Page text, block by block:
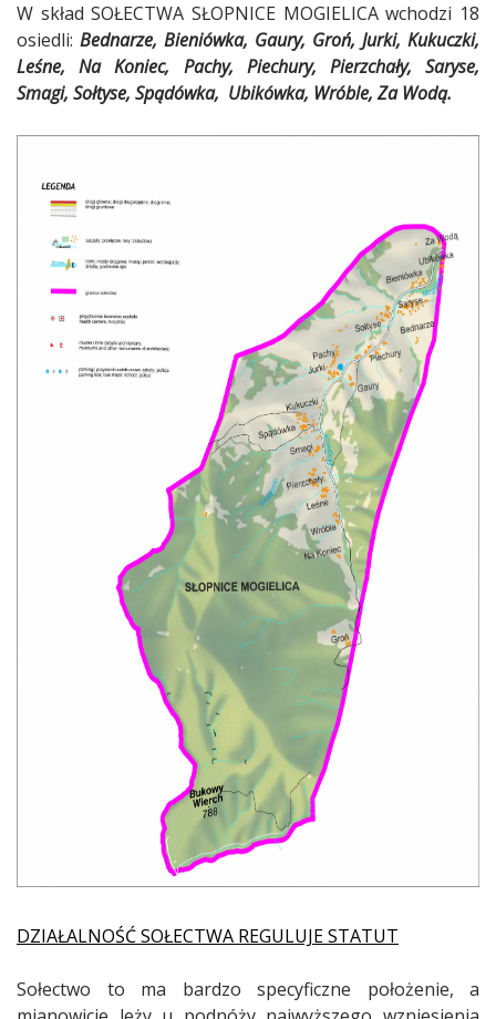
W skład SOŁECTWA SŁOPNICE MOGIELICA wchodzi 18
osiedli: Bednarze, Bieniówka, Gaury, Groń, Jurki, Kukuczki,
Leśne, Na Koniec, Pachy, Piechury, Pierzchały, Saryse,
Smagi, Sołtyse, Spądówka, Ubikówka, Wróble, Za Wodą.
DZIAŁALNOŚĆ SOŁECTWA REGULUJE STATUT
Sołectwo to ma bardzo specyficzne położenie, a